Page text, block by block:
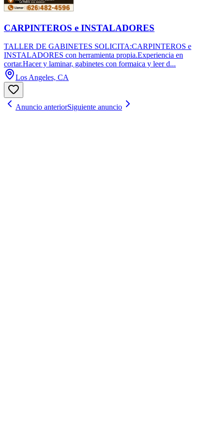
CARPINTEROS e INSTALADORES
TALLER DE GABINETES SOLICITA:CARPINTEROS e
INSTALADORES con herramienta propia.Experiencia en
cortar.Hacer y laminar, gabinetes con formaica y leer d...
Los Angeles, CA
Anuncio anteriorSiguiente anuncio